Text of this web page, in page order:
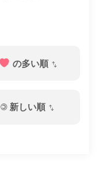
の多い順
© 新しい順